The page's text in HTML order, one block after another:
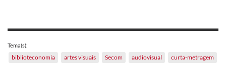
Tema(s):
biblioteconomia artes visuais Secom audiovisual curta-metragem